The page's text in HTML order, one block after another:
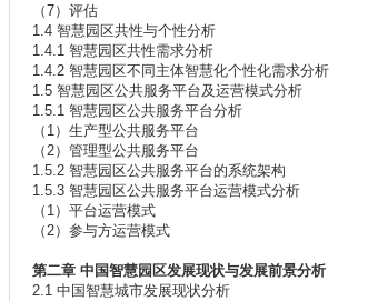
（7）评估
1.4 智慧园区共性与个性分析
1.4.1 智慧园区共性需求分析
1.4.2 智慧园区不同主体智慧化个性化需求分析
1.5 智慧园区公共服务平台及运营模式分析
1.5.1 智慧园区公共服务平台分析
（1）生产型公共服务平台
（2）管理型公共服务平台
1.5.2 智慧园区公共服务平台的系统架构
1.5.3 智慧园区公共服务平台运营模式分析
（1）平台运营模式
（2）参与方运营模式
第二章 中国智慧园区发展现状与发展前景分析
2.1 中国智慧城市发展现状分析